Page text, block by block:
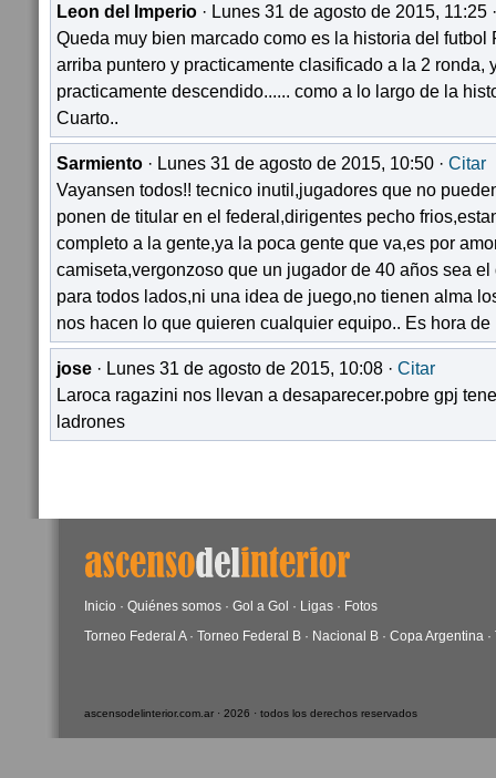
Leon del Imperio · Lunes 31 de agosto de 2015, 11:25
Queda muy bien marcado como es la historia del futbol
arriba puntero y practicamente clasificado a la 2 ronda,
practicamente descendido...... como a lo largo de la
Cuarto..
Sarmiento · Lunes 31 de agosto de 2015, 10:50 · Citar
Vayansen todos!! tecnico inutil,jugadores que no
ponen de titular en el federal,dirigentes pecho
completo a la gente,ya la poca gente que va,es por
camiseta,vergonzoso que un jugador de 40 años sea
para todos lados,ni una idea de juego,no tienen alma
nos hacen lo que quieren cualquier equipo.. Es hora
jose · Lunes 31 de agosto de 2015, 10:08 · Citar
Laroca ragazini nos llevan a desaparecer.pobre gpj
ladrones
Inicio · Quiénes somos · Gol a Gol · Ligas · Fotos
Torneo Federal A· Torneo Federal B · Nacional B · Copa Argentina ·
ascensodelinterior.com.ar · 2026 · todos los derechos reservados